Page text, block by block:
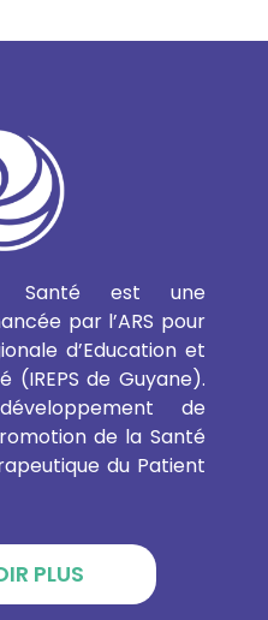
Santé est une
par l’ARS pour
d’Education et
(IREPS de Guyane).
de
de la Santé
du Patient
PLUS